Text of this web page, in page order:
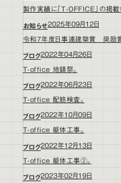
製作実績に「T-OFFICE」の掲載を
お知らせ2025年09月12日
令和7年度日事連建築賞 奨励
ブログ2022年04月26日
T-office 地鎮祭。
ブログ2022年06月23日
T-office 配筋検査。
ブログ2022年10月09日
T-office 躯体工事。
ブログ2022年12月13日
T-office 躯体工事②。
ブログ2023年02月19日